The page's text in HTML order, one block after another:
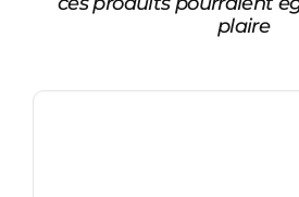
plaire